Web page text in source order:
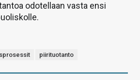
odotellaan vasta ensi
piirituotanto